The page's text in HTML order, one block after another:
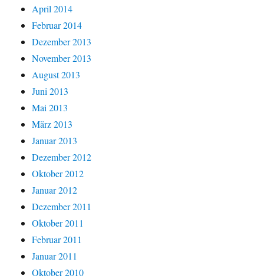
April 2014
Februar 2014
Dezember 2013
November 2013
August 2013
Juni 2013
Mai 2013
März 2013
Januar 2013
Dezember 2012
Oktober 2012
Januar 2012
Dezember 2011
Oktober 2011
Februar 2011
Januar 2011
Oktober 2010